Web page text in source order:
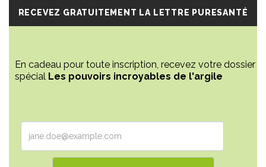
RECEVEZ GRATUITEMENT LA LETTRE PURESANTÉ
En cadeau pour toute inscription, recevez votre dossier
spécial Les pouvoirs incroyables de l'argile